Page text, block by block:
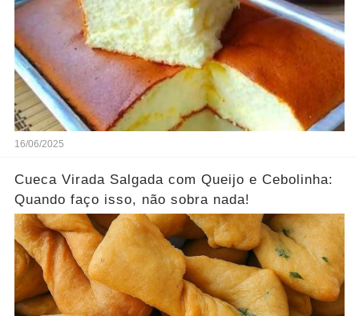
16/06/2025
Cueca Virada Salgada com Queijo e Cebolinha:
Quando faço isso, não sobra nada!